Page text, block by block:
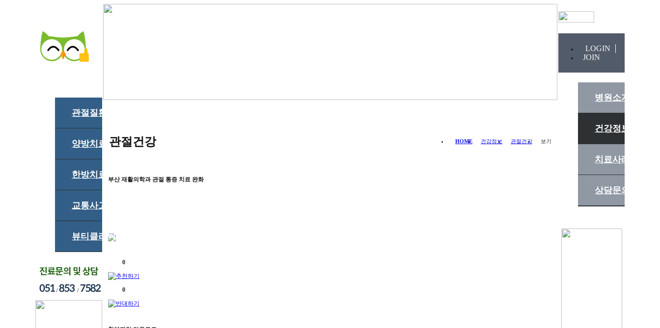
관절질환
양방치료
한방치료
교통사고
뷰티클리닉
관절건강 HOME 건강정보 관절건강 보기
부산 재활의학과 관절 통증 치료 완화
0
0
LOGIN
JOIN
병원소개
건강정보
치료사례
상담문의